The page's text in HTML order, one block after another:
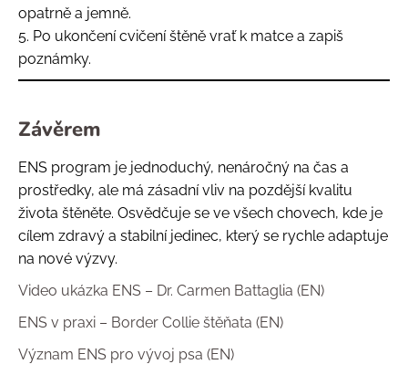
opatrně a jemně.
5. Po ukončení cvičení štěně vrať k matce a zapiš
poznámky.
Závěrem
ENS program je jednoduchý, nenáročný na čas a
prostředky, ale má zásadní vliv na pozdější kvalitu
života štěněte. Osvědčuje se ve všech chovech, kde je
cílem zdravý a stabilní jedinec, který se rychle adaptuje
na nové výzvy.
Video ukázka ENS – Dr. Carmen Battaglia (EN)
ENS v praxi – Border Collie štěňata (EN)
Význam ENS pro vývoj psa (EN)